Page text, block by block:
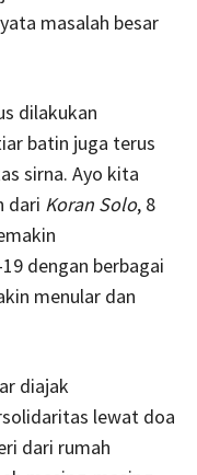
masalah besar
dilakukan
batin juga terus
sirna. Ayo kita
dari Koran Solo, 8
dengan berbagai
menular dan
diajak
lewat doa
dari rumah